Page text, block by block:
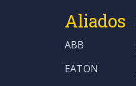
Aliados
ABB
EATON